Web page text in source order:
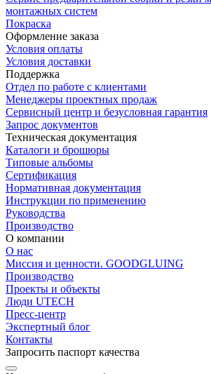
монтажных систем
Покраска
Оформление заказа
Условия оплаты
Условия доставки
Поддержка
Отдел по работе с клиентами
Менеджеры проектных продаж
Сервисный центр и безусловная гарантия
Запрос документов
Техническая документация
Каталоги и брошюры
Типовые альбомы
Сертификация
Нормативная документация
Инструкции по применению
Руководства
Производство
О компании
О нас
Миссия и ценности. GOODGLUING
Производство
Проекты и объекты
Люди UTECH
Пресс-центр
Экспертный блог
Контакты
Запросить паспорт качества